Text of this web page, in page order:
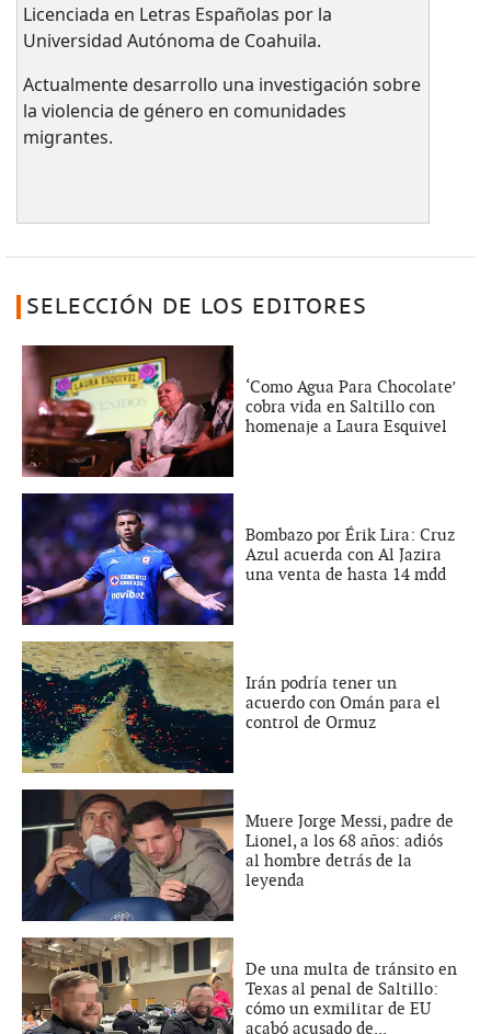
Licenciada en Letras Españolas por la
Universidad Autónoma de Coahuila.
Actualmente desarrollo una investigación sobre
la violencia de género en comunidades
migrantes.
SELECCIÓN DE LOS EDITORES
‘Como Agua Para Chocolate’
cobra vida en Saltillo con
homenaje a Laura Esquivel
Bombazo por Érik Lira: Cruz
Azul acuerda con Al Jazira
una venta de hasta 14 mdd
Irán podría tener un
acuerdo con Omán para el
control de Ormuz
Muere Jorge Messi, padre de
Lionel, a los 68 años: adiós
al hombre detrás de la
leyenda
De una multa de tránsito en
Texas al penal de Saltillo:
cómo un exmilitar de EU
acabó acusado de...